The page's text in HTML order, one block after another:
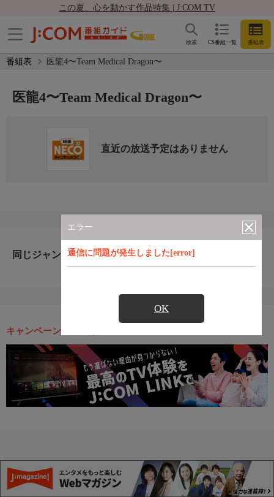
この夏、心を動かす作品特集 | J:COM TV
CS番組一覧 番組表
検索
番組表 医龍4〜Team Medical Dragon〜
エラー
通信に問題が発生しました[error]
OK
医龍4〜Team Medical Dragon〜
直近の放送予定はありません
同じジャンルのおすすめ番組
キャンペーン・お得な情報